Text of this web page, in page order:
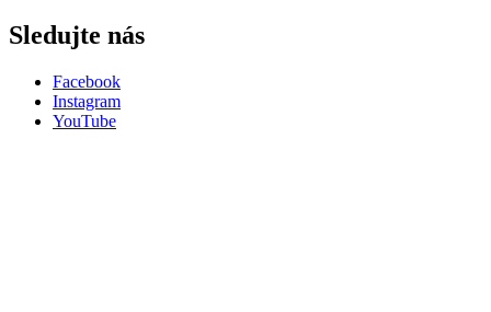
Sledujte nás
Facebook
Instagram
YouTube